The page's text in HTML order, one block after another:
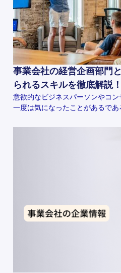
事業会社の経営企画部門
られるスキルを徹底解説！
意欲的なビジネスパーソンやコ
一度は気になったことがあるで